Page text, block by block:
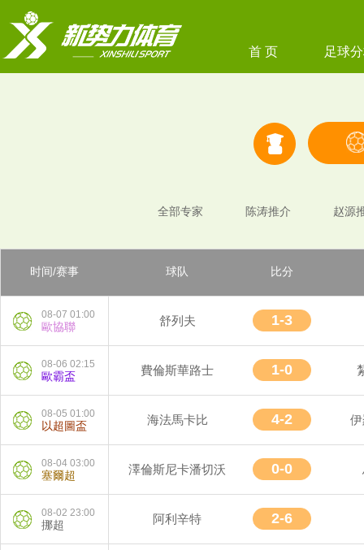
首 页 足球
全部专家 陈涛推介 赵源
时间/赛事 球队 比分
08-07 01:00
歐協聯 舒列夫 1-3
08-06 02:15
歐霸盃 費倫斯華路士 1-0
08-05 01:00
以超圖盃 海法馬卡比 4-2
08-04 03:00
塞爾超 澤倫斯尼卡潘切沃 0-0
08-02 23:00
挪超 阿利辛特 2-6